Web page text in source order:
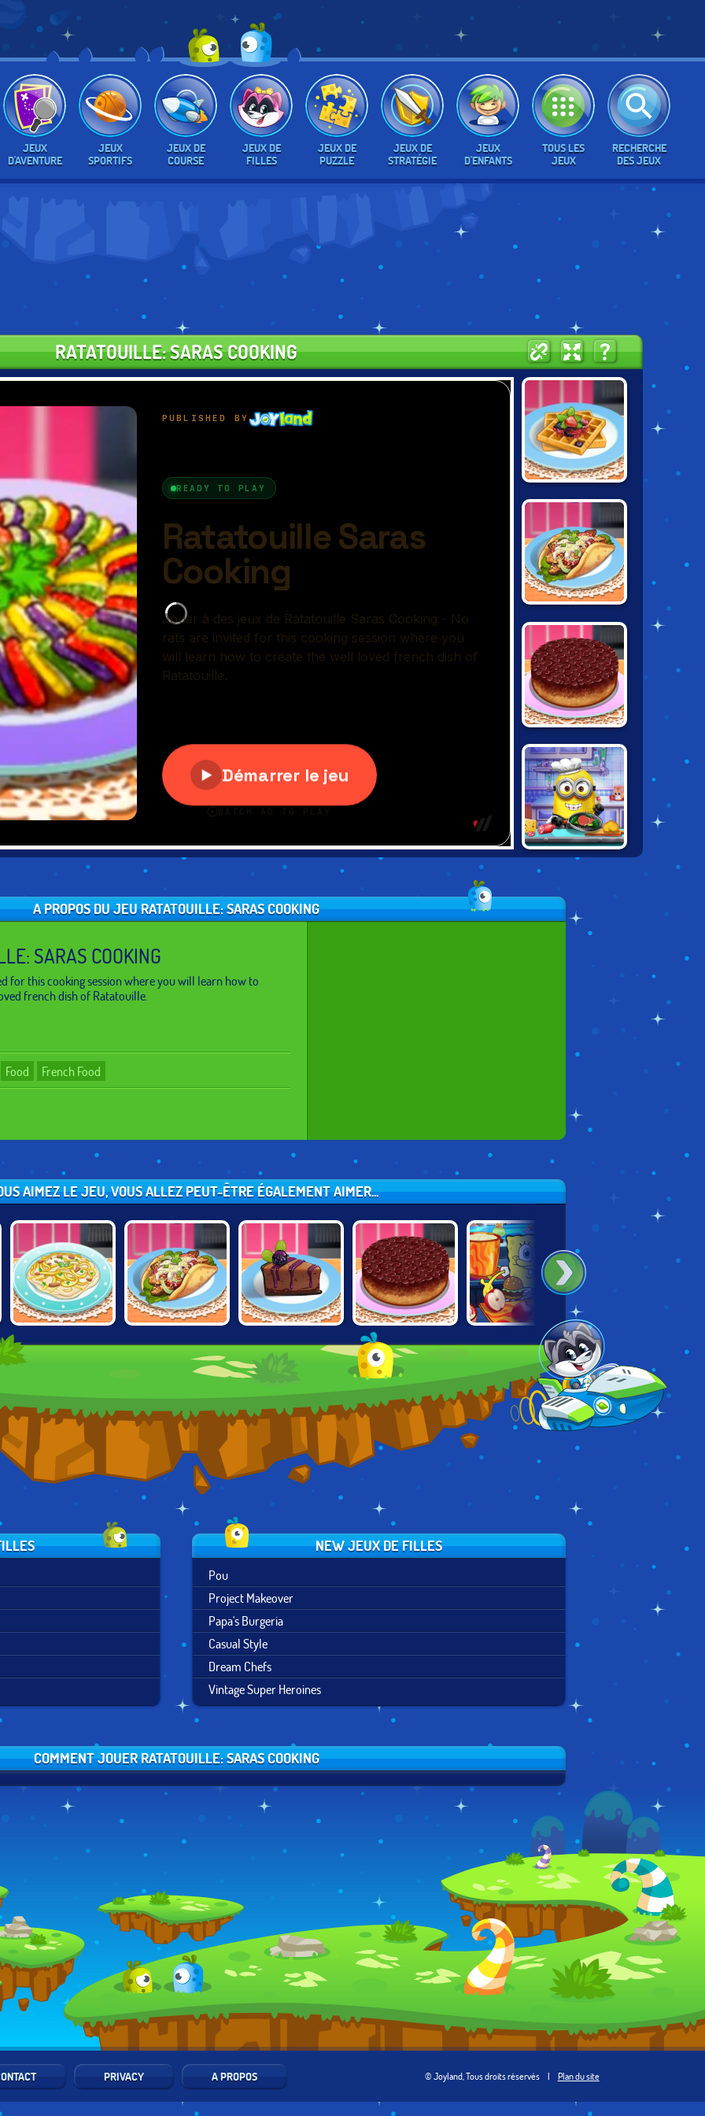
JEUX
D'AVENTURE
JEUX
SPORTIFS
JEUX DE
COURSE
JEUX DE
FILLES
JEUX DE
PUZZLE
JEUX DE
STRATÉGIE
JEUX
D'ENFANTS
TOUS LES
JEUX
RECHERCHE
DES JEUX
RATATOUILLE: SARAS COOKING
SARAS COOKING
SARAS COOKING
MINIONS REAL
A PROPOS DU JEU RATATOUILLE: SARAS COOKING
SARAS COOKING
for this cooking session where you will learn how to
french dish of Ratatouille.
Food French Food
AIMEZ LE JEU, VOUS ALLEZ PEUT-ÊTRE ÉGALEMENT AIMER...
COOKING
BLACKBERRY
CHEESECAKE:
SARAS COOKING
CHERRY CAKE:
SARAS COOKING
NICK COOKING
CONTEST
MINIONS REAL
NEW JEUX DE FILLES
Pou
Project Makeover
Papa's Burgeria
Casual Style
Dream Chefs
Vintage Super Heroines
COMMENT JOUER RATATOUILLE: SARAS COOKING
PRIVACY A PROPOS © Joyland, Tous droits réservés | Plan du site